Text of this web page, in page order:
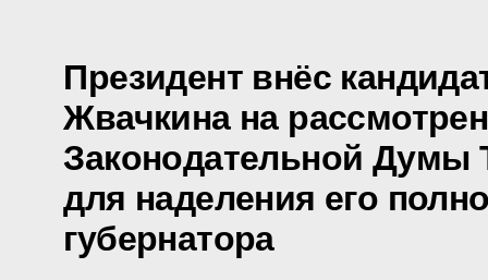
Президент внёс
Жвачкина на
Законодательной Думы
для наделения его
губернатора